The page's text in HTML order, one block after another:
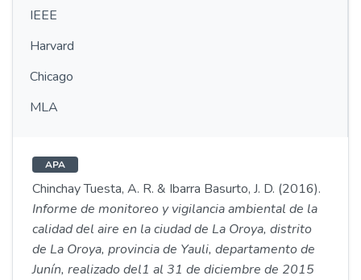
IEEE
Harvard
Chicago
MLA
APA
Chinchay Tuesta, A. R. & Ibarra Basurto, J. D. (2016).
Informe de monitoreo y vigilancia ambiental de la
calidad del aire en la ciudad de La Oroya, distrito
de La Oroya, provincia de Yauli, departamento de
Junín, realizado del1 al 31 de diciembre de 2015